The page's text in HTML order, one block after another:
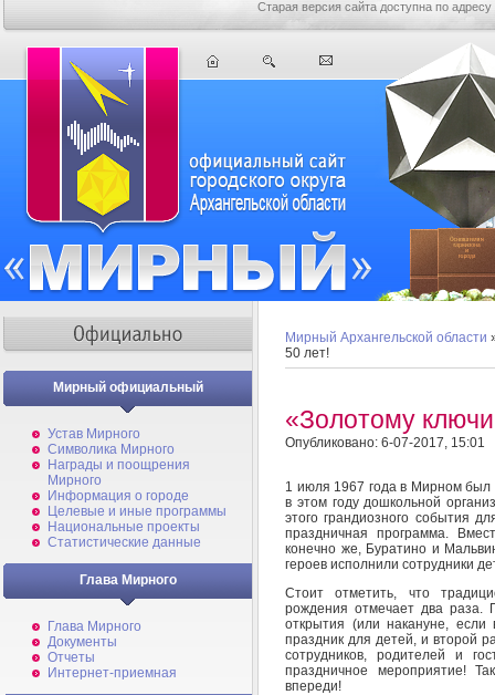
Старая версия сайта доступна по адресу
Мирный официальный
Устав Мирного
Символика Мирного
Награды и поощрения
Мирного
Информация о городе
Целевые и иные программы
Национальные проекты
Статистические данные
Глава Мирного
Глава Мирного
Документы
Отчеты
Интернет-приемная
Мирный Архангельской области
50 лет!
«Золотому
Опубликовано: 6-07-2017, 15:01
1 июля 1967 года в Мирном был
в этом году дошкольной
этого грандиозного события
праздничная программа.
конечно же, Буратино и
героев исполнили сотрудники
Стоит отметить, что
рождения отмечает два раза.
открытия (или накануне, если
праздник для детей, и второй
сотрудников, родителей и
праздничное мероприятие!
впереди!